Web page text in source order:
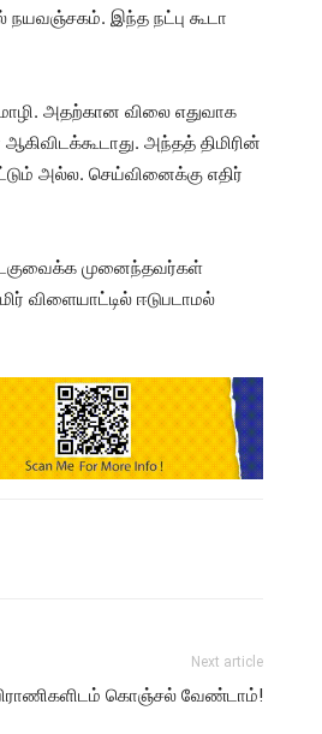
நயவஞ்சகம். இந்த நட்பு கூடா
அதற்கான விலை எதுவாக
அந்தத் திமிரின்
அல்ல. செய்வினைக்கு எதிர்
முனைந்தவர்கள்
விளையாட்டில் ஈடுபடாமல்
Next article
கொஞ்சல் வேண்டாம்!